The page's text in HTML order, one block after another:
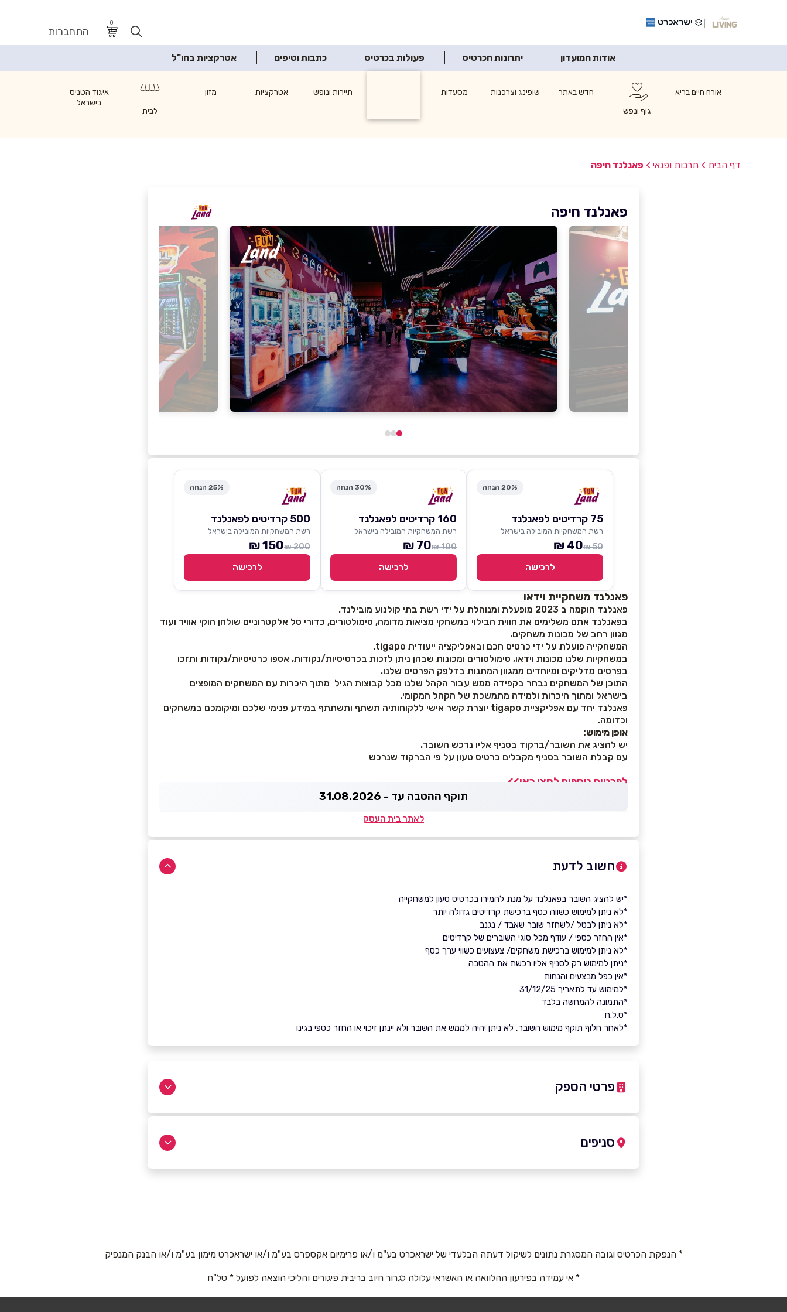
0
התחברות
אודות המועדון יתרונות הכרטיס פעולות בכרטיס כתבות וטיפים אטרקציות בחו"ל
אורח חיים בריא
גוף ונפש
חדש באתר שופינג וצרכנות מסעדות תיירות ונופש אטרקציות
מזון
לבית
איגוד הטניס
בישראל
דף הבית > תרבות ופנאי > פאנלנד חיפה
פאנלנד חיפה
20% הנחה
75 קרדיטים לפאנלנד
רשת המשחקיות המובילה בישראל
50 ₪
40 ₪
לרכישה
30% הנחה
160 קרדיטים לפאנלנד
רשת המשחקיות המובילה בישראל
100 ₪
70 ₪
לרכישה
25% הנחה
500 קרדיטים לפאנלנד
רשת המשחקיות המובילה בישראל
200 ₪
150 ₪
לרכישה
פאנלנד משחקיית וידאו
פאנלנד הוקמה ב 2023 מופעלת ומנוהלת על ידי רשת בתי קולנוע מובילנד.
בפאנלנד אתם משלימים את חווית הבילוי במשחקי מציאות מדומה, סימולטורים, כדורי סל אלקטרוניים שולחן הוקי אוויר ועוד
מגוון רחב של מכונות משחקים.
המשחקייה פועלת על ידי כרטיס חכם ובאפליקציה ייעודית tigapo.
במשחקיות שלנו מכונות וידאו, סימולטורים ומכונות שבהן ניתן לזכות בכרטיסיות/נקודות, אספו כרטיסיות/נקודות ותזכו
בפרסים מדליקים ומיוחדים ממגוון המתנות בדלפק הפרסים שלנו.
התוכן של המשחקים נבחר בקפידה ממש עבור הקהל שלנו מכל קבוצות הגיל מתוך היכרות עם המשחקים המופצים
בישראל ומתוך היכרות ולמידה מתמשכת של הקהל המקומי.
פאנלנד יחד עם אפליקציית tigapo יוצרת קשר אישי ללקוחותיה תשתף ותשתתף במידע פנימי שלכם ומיקומכם במשחקים
וכדומה.
אופן מימוש:
יש להציג את השובר/ברקוד בסניף אליו נרכש השובר.
עם קבלת השובר בסניף מקבלים כרטיס טעון על פי הברקוד שנרכש
לפרטים נוספים לחצו כאן>>
תוקף ההטבה עד - 31.08.2026
לאתר בית העסק
חשוב לדעת
*יש להציג השובר בפאנלנד על מנת להמירו בכרטיס טעון למשחקייה
*לא ניתן למימוש כשווה כסף ברכישת קרדיטים גדולה יותר
*לא ניתן לבטל /לשחזר שובר שאבד / נגנב
*אין החזר כספי / עודף מכל סוגי השוברים של קרדיטים
*לא ניתן למימוש ברכישת משחקים/ צעצועים כשווי ערך כסף
*ניתן למימוש רק לסניף אליו רכשת את ההטבה
*אין כפל מבצעים והנחות
*למימוש עד לתאריך 31/12/25
*התמונה להמחשה בלבד
*ט.ל.ח
*לאחר חלוף תוקף מימוש השובר, לא ניתן יהיה לממש את השובר ולא יינתן זיכוי או החזר כספי בגינו
פרטי הספק
באתר
אימייל
סניפים
* הנפקת הכרטיס וגובה המסגרת נתונים לשיקול דעתה הבלעדי של ישראכרט בע"מ ו/או פרימיום אקספרס בע"מ ו/או ישראכרט מימון בע"מ ו/או הבנק המנפיק
* אי עמידה בפירעון ההלוואה או האשראי עלולה לגרור חיוב בריבית פיגורים והליכי הוצאה לפועל * טל"ח